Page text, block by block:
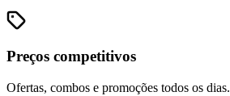
Preços competitivos
Ofertas, combos e promoções todos os dias.